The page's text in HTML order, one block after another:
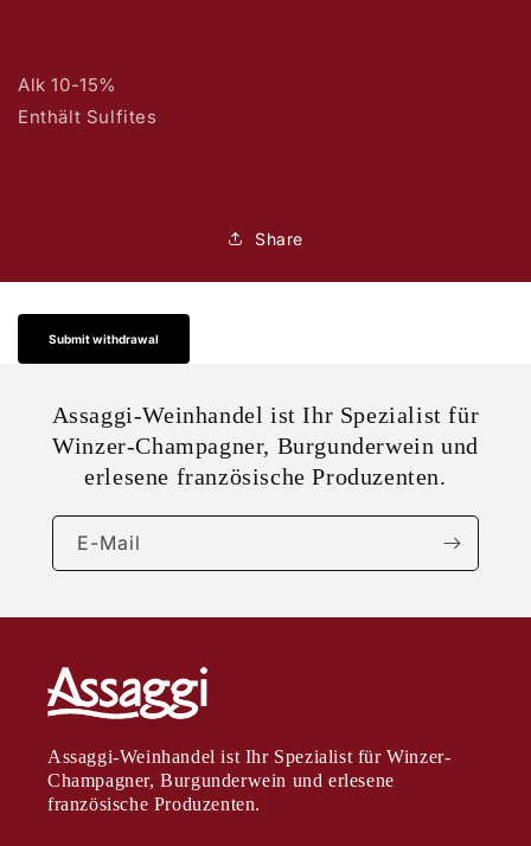
Alk 10-15%
Enthält Sulfites
Share
Submit withdrawal
Assaggi-Weinhandel ist Ihr Spezialist für
Winzer-Champagner, Burgunderwein und
erlesene französische Produzenten.
E-Mail
Assaggi-Weinhandel ist Ihr Spezialist für Winzer-
Champagner, Burgunderwein und erlesene
französische Produzenten.